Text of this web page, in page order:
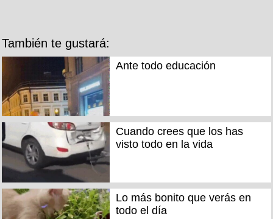
También te gustará:
Ante todo educación
Cuando crees que los has
visto todo en la vida
Lo más bonito que verás en
todo el día